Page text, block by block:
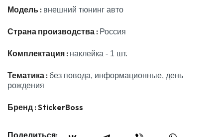
Модель : внешний тюнинг авто
Страна производства : Россия
Комплектация : наклейка - 1 шт.
Тематика : без повода, информационные, день
рождения
Бренд :StickerBoss